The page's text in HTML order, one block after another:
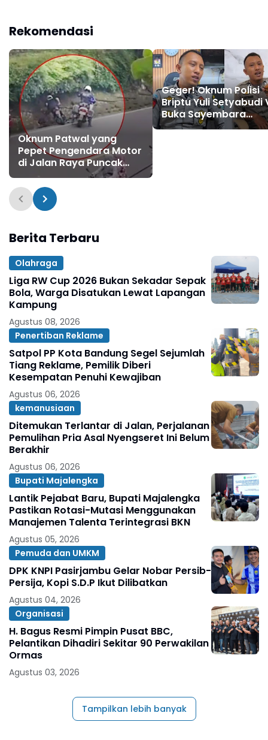
Rekomendasi
Oknum Patwal yang
Pepet Pengendara Motor
di Jalan Raya Puncak
Bogor Dicopot dan
Dibebastugaskan
Geger! Oknum Polisi
Briptu Yuli Setyabudi
Buka Sayembara
Tembak Warga: Nanti
Berita Terbaru
Olahraga
Liga RW Cup 2026 Bukan Sekadar Sepak
Bola, Warga Disatukan Lewat Lapangan
Kampung
Agustus 08, 2026
Penertiban Reklame
Satpol PP Kota Bandung Segel Sejumlah
Tiang Reklame, Pemilik Diberi
Kesempatan Penuhi Kewajiban
Agustus 06, 2026
kemanusiaan
Ditemukan Terlantar di Jalan, Perjalanan
Pemulihan Pria Asal Nyengseret Ini Belum
Berakhir
Agustus 06, 2026
Bupati Majalengka
Lantik Pejabat Baru, Bupati Majalengka
Pastikan Rotasi-Mutasi Menggunakan
Manajemen Talenta Terintegrasi BKN
Agustus 05, 2026
Pemuda dan UMKM
DPK KNPI Pasirjambu Gelar Nobar Persib-
Persija, Kopi S.D.P Ikut Dilibatkan
Agustus 04, 2026
Organisasi
H. Bagus Resmi Pimpin Pusat BBC,
Pelantikan Dihadiri Sekitar 90 Perwakilan
Ormas
Agustus 03, 2026
Tampilkan lebih banyak